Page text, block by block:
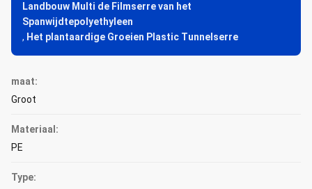
Landbouw Multi de Filmserre van het
Spanwijdtepolyethyleen
, Het plantaardige Groeien Plastic Tunnelserre
maat:
Groot
Materiaal:
PE
Type: